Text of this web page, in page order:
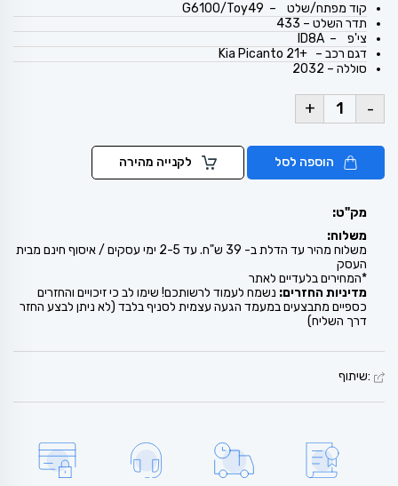
קוד מפתח/שלט – G6100/Toy49
תדר השלט – 433
צי'פ – ID8A
דגם רכב – +Kia Picanto 21
סוללה – 2032
-
+
הוספה לסל לקנייה מהירה
מק"ט:
משלוח:
משלוח מהיר עד הדלת ב- 39 ש"ח. עד 2-5 ימי עסקים / איסוף חינם מבית
העסק
*המחירים בלעדיים לאתר
מדיניות החזרים: נשמח לעמוד לרשותכם! שימו לב כי זיכויים והחזרים
כספיים מתבצעים במעמד הגעה עצמית לסניף בלבד (לא ניתן לבצע החזר
דרך השליח)
:שיתוף